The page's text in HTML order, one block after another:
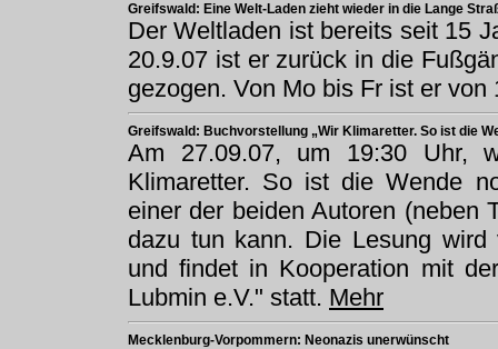
Greifswald: Eine Welt-Laden zieht wieder in die Lange
Der Weltladen ist bereits seit 15
20.9.07 ist er zurück in die
gezogen. Von Mo bis Fr ist er
Greifswald: Buchvorstellung „Wir Klimaretter. So ist die
Am 27.09.07, um 19:30 Uhr,
Klimaretter. So ist die Wende
einer der beiden Autoren (neben
dazu tun kann. Die Lesung
und findet in Kooperation mit
Lubmin e.V." statt. Mehr
Mecklenburg-Vorpommern: Neonazis unerwünscht